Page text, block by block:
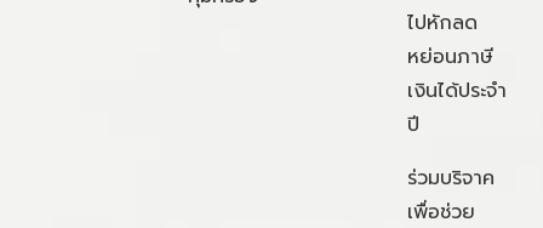
ไปหักลด
หย่อนภาษี
เงินได้ประจำ
ปี
ร่วมบริจาค
เพื่อช่วย